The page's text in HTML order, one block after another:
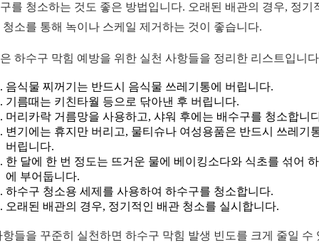
를 청소하는 것도 좋은 방법입니다. 오래된 배관의 경우, 정기
청소를 통해 녹이나 스케일 제거하는 것이 좋습니다.
하수구 막힘 예방을 위한 실천 사항들을 정리한 리스트입니
음식물 찌꺼기는 반드시 음식물 쓰레기통에 버립니다.
기름때는 키친타월 등으로 닦아낸 후 버립니다.
머리카락 거름망을 사용하고, 샤워 후에는 배수구를 청소합니
변기에는 휴지만 버리고, 물티슈나 여성용품은 반드시 쓰레기
버립니다.
한 달에 한 번 정도는 뜨거운 물에 베이킹소다와 식초를 섞어
에 부어둡니다.
하수구 청소용 세제를 사용하여 하수구를 청소합니다.
오래된 배관의 경우, 정기적인 배관 청소를 실시합니다.
항들을 꾸준히 실천하면 하수구 막힘 발생 빈도를 크게 줄일 수